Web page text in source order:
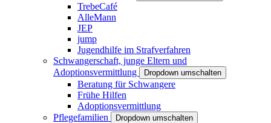
TrebeCafé
AlleMann
JEP
jump
Jugendhilfe im Strafverfahren
Schwangerschaft, junge Eltern und
Adoptionsvermittlung
Dropdown umschalten
Beratung für Schwangere
Frühe Hilfen
Adoptionsvermittlung
Pflegefamilien
Dropdown umschalten